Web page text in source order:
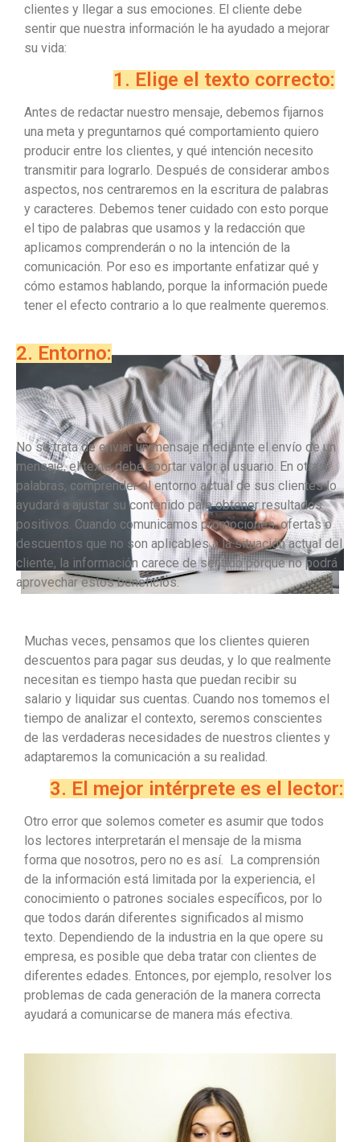
clientes y llegar a sus emociones. El cliente debe
sentir que nuestra información le ha ayudado a mejorar
su vida:
1. Elige el texto correcto:
Antes de redactar nuestro mensaje, debemos fijarnos
una meta y preguntarnos qué comportamiento quiero
producir entre los clientes, y qué intención necesito
transmitir para lograrlo. Después de considerar ambos
aspectos, nos centraremos en la escritura de palabras
y caracteres. Debemos tener cuidado con esto porque
el tipo de palabras que usamos y la redacción que
aplicamos comprenderán o no la intención de la
comunicación. Por eso es importante enfatizar qué y
cómo estamos hablando, porque la información puede
tener el efecto contrario a lo que realmente queremos.
2. Entorno:
No se trata de enviar un mensaje mediante el envío de un
mensaje, el texto debe aportar valor al usuario. En otras
palabras, comprender el entorno actual de sus clientes lo
ayudará a ajustar su contenido para obtener resultados
positivos. Cuando comunicamos promociones, ofertas o
descuentos que no son aplicables a la situación actual del
cliente, la información carece de sentido porque no podrá
aprovechar estos beneficios.
Muchas veces, pensamos que los clientes quieren
descuentos para pagar sus deudas, y lo que realmente
necesitan es tiempo hasta que puedan recibir su
salario y liquidar sus cuentas. Cuando nos tomemos el
tiempo de analizar el contexto, seremos conscientes
de las verdaderas necesidades de nuestros clientes y
adaptaremos la comunicación a su realidad.
3. El mejor intérprete es el lector:
Otro error que solemos cometer es asumir que todos
los lectores interpretarán el mensaje de la misma
forma que nosotros, pero no es así. La comprensión
de la información está limitada por la experiencia, el
conocimiento o patrones sociales específicos, por lo
que todos darán diferentes significados al mismo
texto. Dependiendo de la industria en la que opere su
empresa, es posible que deba tratar con clientes de
diferentes edades. Entonces, por ejemplo, resolver los
problemas de cada generación de la manera correcta
ayudará a comunicarse de manera más efectiva.